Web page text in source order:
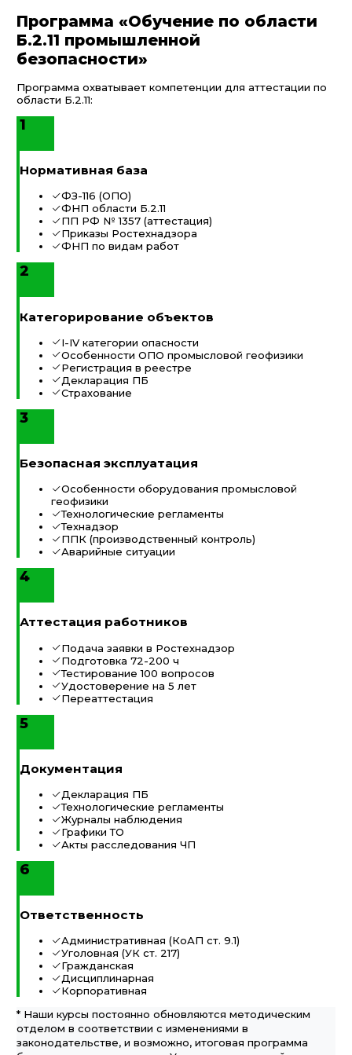
Программа «Обучение по области
Б.2.11 промышленной
безопасности»
Программа охватывает компетенции для аттестации по
области Б.2.11:
1
Нормативная база
ФЗ-116 (ОПО)
ФНП области Б.2.11
ПП РФ № 1357 (аттестация)
Приказы Ростехнадзора
ФНП по видам работ
2
Категорирование объектов
I-IV категории опасности
Особенности ОПО промысловой геофизики
Регистрация в реестре
Декларация ПБ
Страхование
3
Безопасная эксплуатация
Особенности оборудования промысловой
геофизики
Технологические регламенты
Технадзор
ППК (производственный контроль)
Аварийные ситуации
4
Аттестация работников
Подача заявки в Ростехнадзор
Подготовка 72-200 ч
Тестирование 100 вопросов
Удостоверение на 5 лет
Переаттестация
5
Документация
Декларация ПБ
Технологические регламенты
Журналы наблюдения
Графики ТО
Акты расследования ЧП
6
Ответственность
Административная (КоАП ст. 9.1)
Уголовная (УК ст. 217)
Гражданская
Дисциплинарная
Корпоративная
* Наши курсы постоянно обновляются методическим
отделом в соответствии с изменениями в
законодательстве, и возможно, итоговая программа